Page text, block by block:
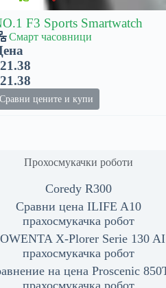
F3 Sports Smartwatch
Смарт часовници
Сравни цените и купи
Прохосмукачки роботи
Coredy R300
Сравни цена ILIFE A10
прахосмукачка робот
X-Plorer Serie 130 AI
прахосмукачка робот
на цена Proscenic